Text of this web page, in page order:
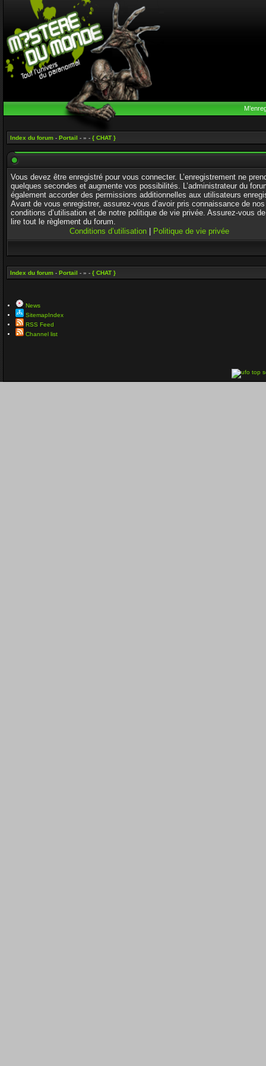
Index du forum - Portail - » - { CHAT }
Vous devez être enregistré pour vous connecter. L’enregistrement ne
quelques secondes et augmente vos possibilités. L’administrateur du
également accorder des permissions additionnelles aux utilisateurs
Avant de vous enregistrer, assurez-vous d’avoir pris connaissance de nos
conditions d’utilisation et de notre politique de vie privée. Assurez-vous
lire tout le règlement du forum.
Conditions d’utilisation| Politique de vie privée
Index du forum - Portail - » - { CHAT }
News
SitemapIndex
RSS Feed
Channel list